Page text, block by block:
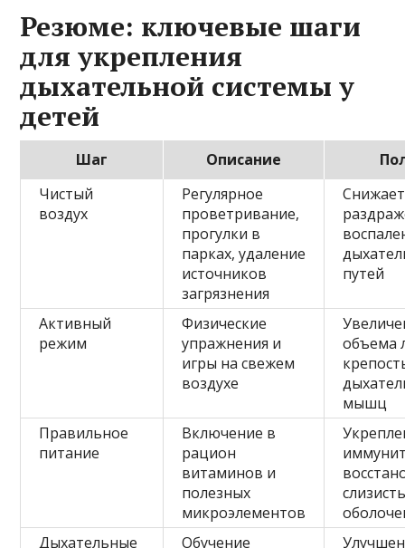
Резюме: ключевые шаги
для укрепления
дыхательной системы у
детей
Шаг Описание
Чистый
воздух
Регулярное
проветривание,
прогулки в
парках, удаление
источников
загрязнения
Снижает
путей
Активный
режим
Физические
упражнения и
игры на свежем
воздухе
объема
мышц
Правильное
питание
Включение в
рацион
витаминов и
полезных
микроэлементов
Дыхательные
Обучение